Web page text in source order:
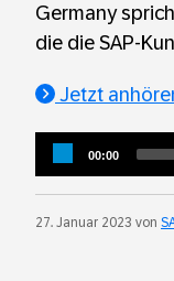
Germany
die die SAP-
Jetzt
Audio
Player
Current
00:00
27. Januar 2023 von